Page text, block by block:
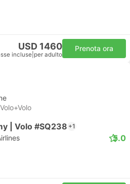
USD 1460
incluse per adulto
Prenota ora
| Volo #SQ238 +1
5.0